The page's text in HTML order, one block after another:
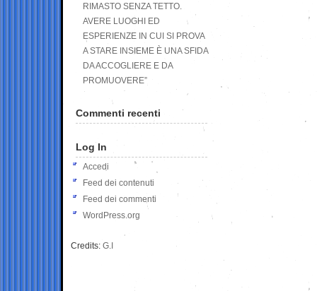
RIMASTO SENZA TETTO.
AVERE LUOGHI ED
ESPERIENZE IN CUI SI PROVA
A STARE INSIEME È UNA SFIDA
DA ACCOGLIERE E DA
PROMUOVERE”
Commenti recenti
Log In
Accedi
Feed dei contenuti
Feed dei commenti
WordPress.org
Credits: G.I